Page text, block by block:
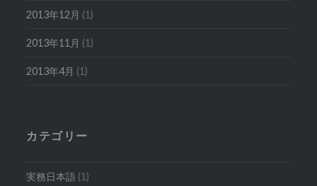
2013年12月 (1)
2013年11月 (1)
2013年4月 (1)
カテゴリー
実務日本語 (1)